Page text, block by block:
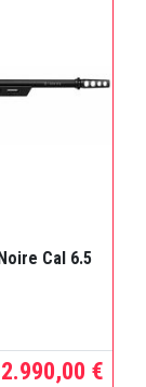
Cal 6.5
2.990,00 €